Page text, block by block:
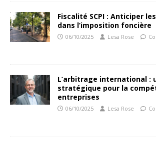
Fiscalité SCPI : Anticiper
dans l’imposition foncière
06/10/2025 Lesa Rose
L’arbitrage international :
stratégique pour la
entreprises
06/10/2025 Lesa Rose